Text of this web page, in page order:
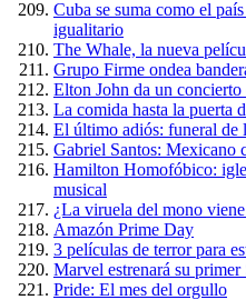
Cuba se suma como el
igualitario
The Whale, la nueva
Grupo Firme ondea
Elton John da un concierto
La comida hasta la puerta
El último adiós: funeral de
Gabriel Santos: Mexicano
Hamilton Homofóbico:
musical
¿La viruela del mono
Amazón Prime Day
3 películas de terror para
Marvel estrenará su
Pride: El mes del orgullo